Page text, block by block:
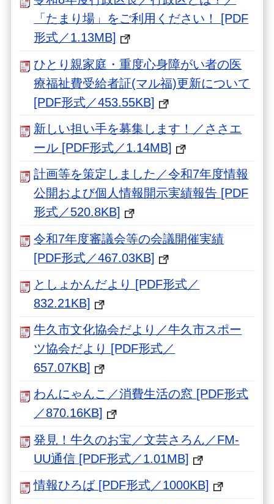
「たまり場」をご利用ください！ [PDF
形式／1.13MB]
ひとり親家庭・重度心身障がい者の医
療福祉費受給者証(マル福)更新について
[PDF形式／453.55KB]
新しい担い手を募集します！／ささエ
ール [PDF形式／1.14MB]
計画等を策定しました／令和7年度情報
公開および個人情報開示実績報告 [PDF
形式／520.8KB]
令和7年度審議会等の会議開催実績
[PDF形式／467.03KB]
としょかんだより [PDF形式／
832.21KB]
牛久市文化協会だより／牛久市スポー
ツ協会だより [PDF形式／
657.07KB]
わんにゃんこ／消費生活の窓 [PDF形式
／870.16KB]
発見！牛久のお宝／文芸さろん／FM-
UU通信 [PDF形式／1.01MB]
情報ひろば [PDF形式／1000KB]